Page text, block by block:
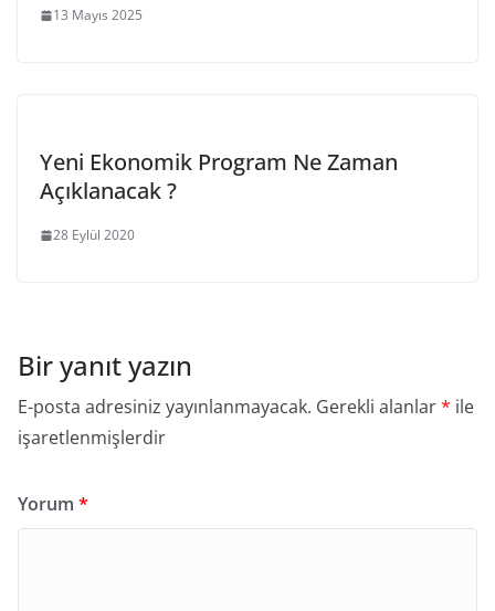
13 Mayıs 2025
Yeni Ekonomik Program Ne Zaman
Açıklanacak ?
28 Eylül 2020
Bir yanıt yazın
E-posta adresiniz yayınlanmayacak. Gerekli alanlar* ile
işaretlenmişlerdir
Yorum *